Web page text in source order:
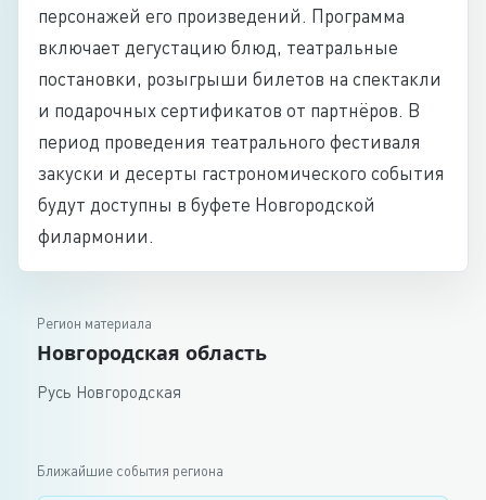
персонажей его произведений. Программа
включает дегустацию блюд, театральные
постановки, розыгрыши билетов на спектакли
и подарочных сертификатов от партнёров. В
период проведения театрального фестиваля
закуски и десерты гастрономического события
будут доступны в буфете Новгородской
филармонии.
Регион материала
Новгородская область
Русь Новгородская
Ближайшие события региона